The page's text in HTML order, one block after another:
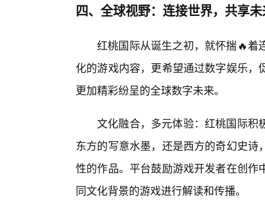
四、全球视野：连接世界，共享
红桃国际从诞生之初，就怀揣🔥着
化的游戏内容，更希望通过数字娱乐
更加精彩纷呈的全球数字未来。
文化融合，多元体验：红桃国际积
东方的写意水墨，还是西方的奇幻史
性的作品。平台鼓励游戏开发者在创
同文化背景的游戏进行解读和传播。